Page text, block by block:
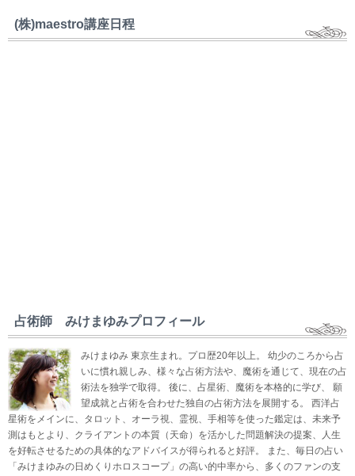
(株)maestro講座日程
占術師 みけまゆみプロフィール
みけまゆみ 東京生まれ。プロ歴20年以上。 幼少のころから占
いに慣れ親しみ、様々な占術方法や、魔術を通じて、現在の占
術法を独学で取得。 後に、占星術、魔術を本格的に学び、 願
望成就と占術を合わせた独自の占術方法を展開する。 西洋占
星術をメインに、タロット、オーラ視、霊視、手相等を使った鑑定は、未来予
測はもとより、クライアントの本質（天命）を活かした問題解決の提案、人生
を好転させるための具体的なアドバイスが得られると好評。 また、毎日の占い
「みけまゆみの日めくりホロスコープ」の高い的中率から、多くのファンの支